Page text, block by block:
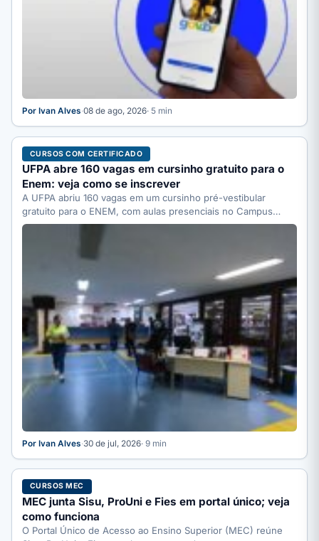
Por Ivan Alves·08 de ago, 2026· 5 min
CURSOS COM CERTIFICADO
UFPA abre 160 vagas em cursinho gratuito para o
Enem: veja como se inscrever
A UFPA abriu 160 vagas em um cursinho pré-vestibular
gratuito para o ENEM, com aulas presenciais no Campus…
Por Ivan Alves·30 de jul, 2026· 9 min
CURSOS MEC
MEC junta Sisu, ProUni e Fies em portal único; veja
como funciona
O Portal Único de Acesso ao Ensino Superior (MEC) reúne